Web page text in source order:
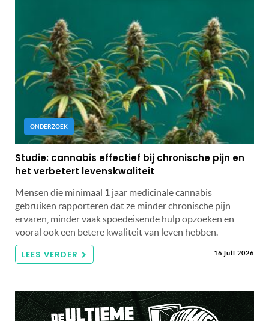
ONDERZOEK
Studie: cannabis effectief bij chronische pijn en
het verbetert levenskwaliteit
Mensen die minimaal 1 jaar medicinale cannabis
gebruiken rapporteren dat ze minder chronische pijn
ervaren, minder vaak spoedeisende hulp opzoeken en
vooral ook een betere kwaliteit van leven hebben.
LEES VERDER 16 juli 2026